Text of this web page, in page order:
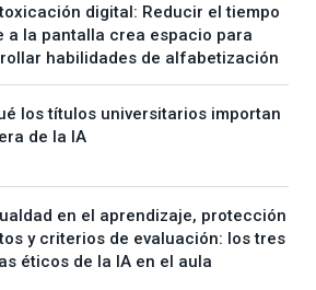
digital: Reducir el tiempo
a la pantalla crea espacio para
habilidades de alfabetización
los títulos universitarios importan
de la IA
en el aprendizaje, protección
y criterios de evaluación: los tres
éticos de la IA en el aula